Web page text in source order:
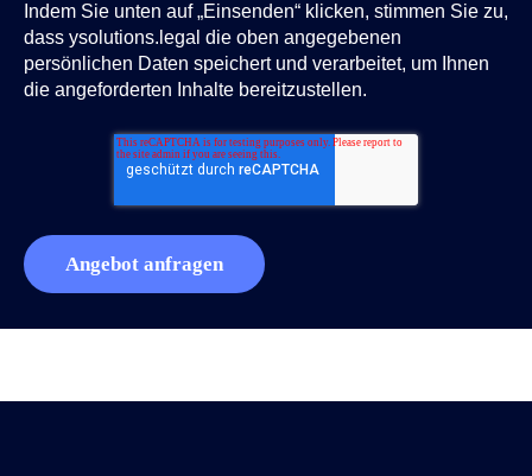
Indem Sie unten auf „Einsenden“ klicken, stimmen Sie zu,
dass ysolutions.legal die oben angegebenen
persönlichen Daten speichert und verarbeitet, um Ihnen
die angeforderten Inhalte bereitzustellen.